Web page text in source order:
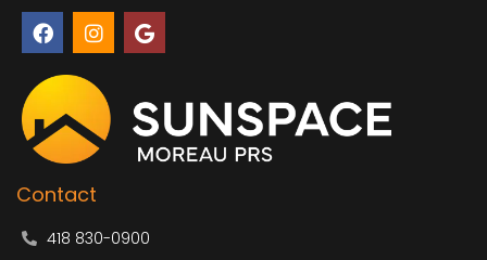
F
a
c
e
o
o
k
I
n
s
t
a
g
r
a
m
G
o
o
l
e
Contact
418 830-0900